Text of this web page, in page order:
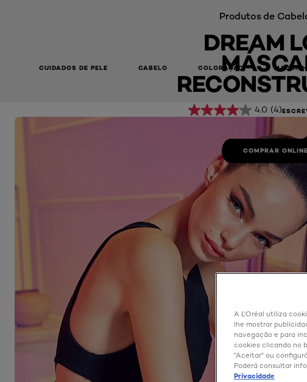
CUIDADOS DE PELE CABELO COLORAÇÃO
Produtos de
DREAM
4.0 (4)
COMPRAR ONLINE
Dream Long Máscara Reconstrutora
A L'Oréal utiliza
lhe mostrar
navegação e para
cookies clicando no
"Aceitar" ou
Poderá consultar
Privacidade